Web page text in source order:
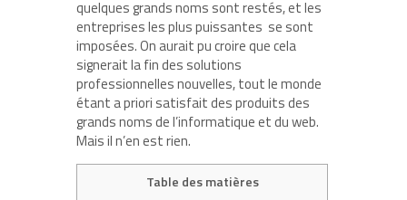
quelques grands noms sont restés, et les
entreprises les plus puissantes se sont
imposées. On aurait pu croire que cela
signerait la fin des solutions
professionnelles nouvelles, tout le monde
étant a priori satisfait des produits des
grands noms de l’informatique et du web.
Mais il n’en est rien.
Table des matières